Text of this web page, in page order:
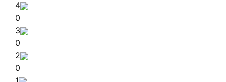
4
0
3
0
2
0